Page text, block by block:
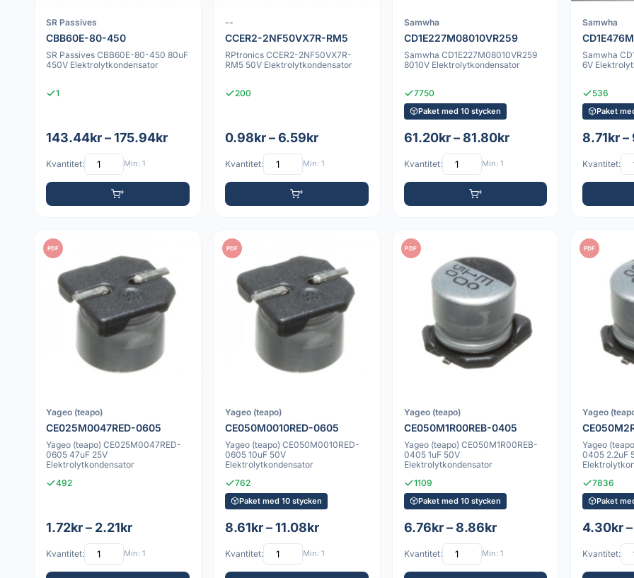
SR Passives
CBB60E-80-450
SR Passives CBB60E-80-450 80uF
450V Elektrolytkondensator
1
143.44kr – 175.94kr
Kvantitet: Min: 1
--
CCER2-2NF50VX7R-RM5
RPtronics CCER2-2NF50VX7R-
RM5 50V Elektrolytkondensator
200
0.98kr – 6.59kr
Kvantitet: Min: 1
Samwha
CD1E227M08010VR259
Samwha CD1E227M08010VR259
8010V Elektrolytkondensator
7750
Paket med 10 stycken
61.20kr – 81.80kr
Kvantitet: Min: 1
Samwha
Samwha
6V
536
Paket
8.71kr
Kvantitet:
PDF
Yageo (teapo)
CE025M0047RED-0605
Yageo (teapo) CE025M0047RED-
0605 47uF 25V
Elektrolytkondensator
492
1.72kr – 2.21kr
Kvantitet: Min: 1
PDF
Yageo (teapo)
CE050M0010RED-0605
Yageo (teapo) CE050M0010RED-
0605 10uF 50V
Elektrolytkondensator
762
Paket med 10 stycken
8.61kr – 11.08kr
Kvantitet: Min: 1
PDF
Yageo (teapo)
CE050M1R00REB-0405
Yageo (teapo) CE050M1R00REB-
0405 1uF 50V
Elektrolytkondensator
1109
Paket med 10 stycken
6.76kr – 8.86kr
Kvantitet: Min: 1
PDF
Yageo
Yageo
0405 2.2uF
7836
Paket
4.30kr
Kvantitet: